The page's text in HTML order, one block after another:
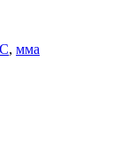
, мма